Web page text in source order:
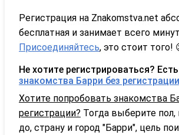
Регистрация на Znakomstva.net
бесплатная и занимает всего
Присоединяйтесь, это стоит того!
Не хотите регистрироваться?
знакомства Барри без регистрации
Хотите попробовать знакомства
регистрации? Тогда выберите пол,
до, страну и город "Барри", цель